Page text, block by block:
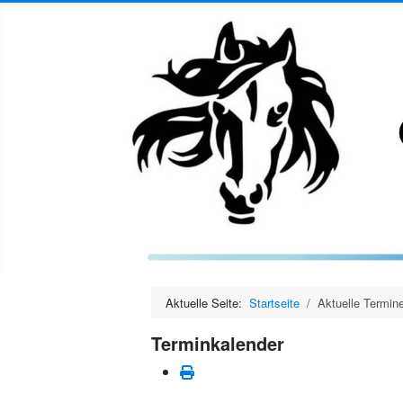
Aktuelle Seite: Startseite Aktuelle
Terminkalender